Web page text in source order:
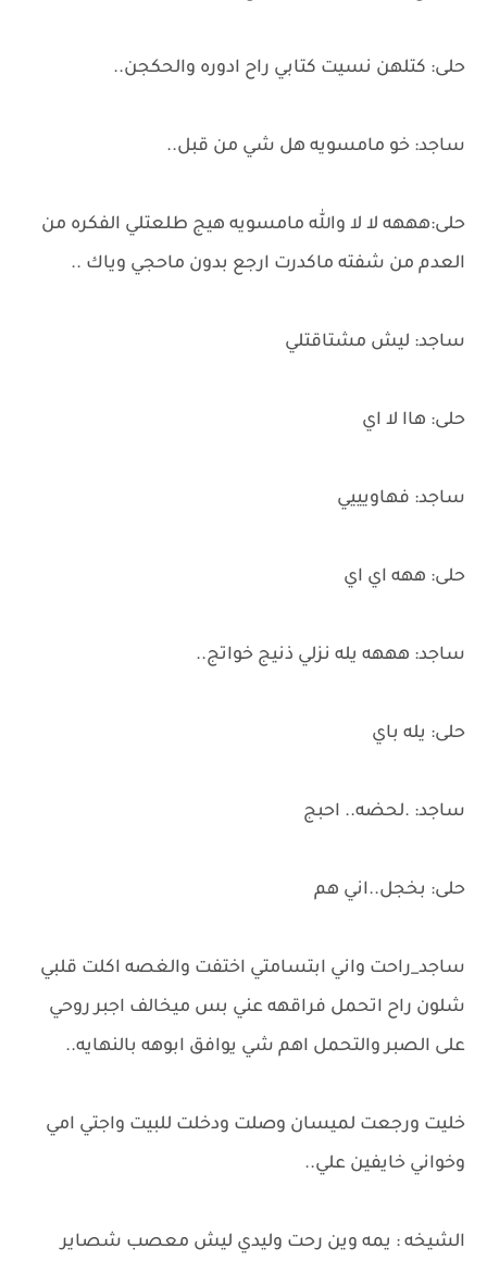
حلى: كتلهن نسيت كتابي راح ادوره والحكجن..
ساجد: خو مامسويه هل شي من قبل..
حلى:هههه لا لا والله مامسويه هيج طلعتلي الفكره من
العدم من شفته ماكدرت ارجع بدون ماحجي وياك ..
ساجد: ليش مشتاقتلي
حلى: هاا لا اي
ساجد: فهاويييي
حلى: ههه اي اي
ساجد: هههه يله نزلي ذنيج خواتج..
حلى: يله باي
ساجد: .لحضه.. احبج
حلى: بخجل..اني هم
ساجد_راحت واني ابتسامتي اختفت والغصه اكلت قلبي
شلون راح اتحمل فراقهه عني بس ميخالف اجبر روحي
على الصبر والتحمل اهم شي يوافق ابوهه بالنهايه..
خليت ورجعت لميسان وصلت ودخلت للبيت واجتي امي
وخواني خايفين علي..
الشيخه : يمه وين رحت وليدي ليش معصب شصاير